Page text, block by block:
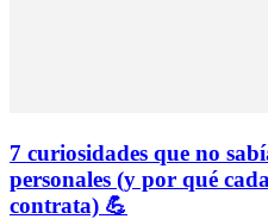
7 curiosidades que no
personales (y por qué
contrata) 💪